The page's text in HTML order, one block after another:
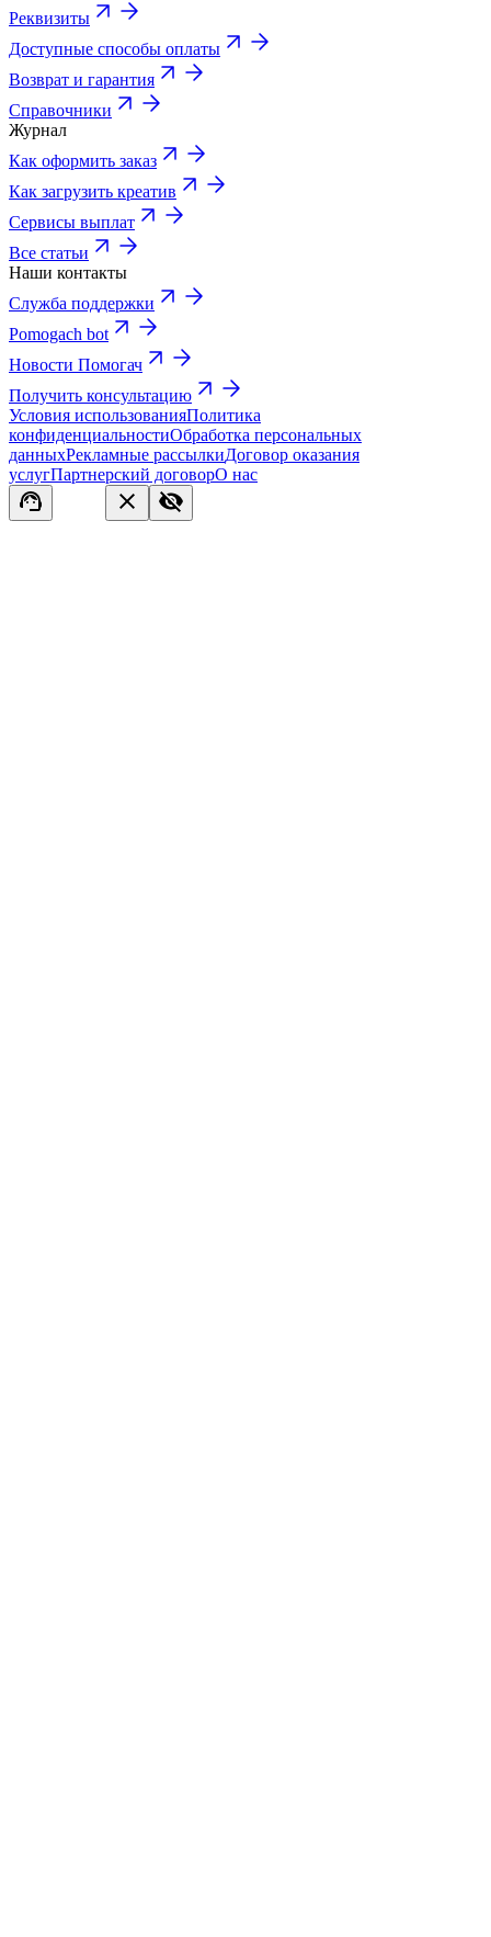
Реквизиты
Доступные способы оплаты
Возврат и гарантия
Справочники
Журнал
Как оформить заказ
Как загрузить креатив
Сервисы выплат
Все статьи
Наши контакты
Служба поддержки
Pomogach bot
Новости Помогач
Получить консультацию
Условия использованияПолитика
конфиденциальностиОбработка персональных
данныхРекламные рассылкиДоговор оказания
услугПартнерский договорО нас